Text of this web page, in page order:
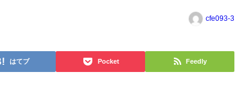
cfe093-3
はてブ Pocket Feedly